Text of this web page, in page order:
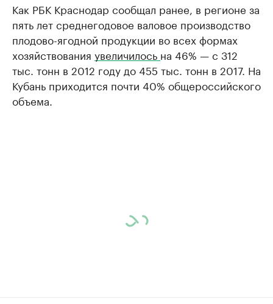
Как РБК Краснодар сообщал ранее, в регионе за
пять лет среднегодовое валовое производство
плодово-ягодной продукции во всех формах
хозяйствования увеличилось на 46% — с 312
тыс. тонн в 2012 году до 455 тыс. тонн в 2017. На
Кубань приходится почти 40% общероссийского
объема.